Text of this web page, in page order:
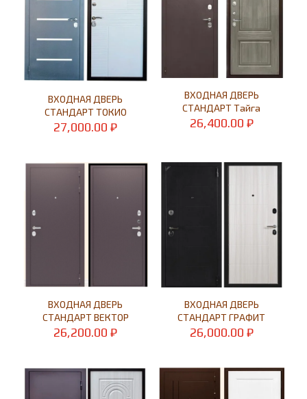
ВХОДНАЯ ДВЕРЬ
СТАНДАРТ ТОКИО
27,000.00₽
ВХОДНАЯ ДВЕРЬ
СТАНДАРТ Тайга
26,400.00 ₽
ВХОДНАЯ ДВЕРЬ
СТАНДАРТ ВЕКТОР
26,200.00₽
ВХОДНАЯ ДВЕРЬ
СТАНДАРТ ГРАФИТ
26,000.00 ₽